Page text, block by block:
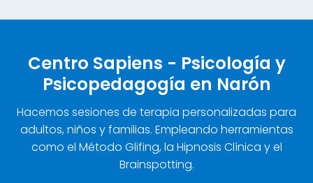
Centro Sapiens - Psicología y
Psicopedagogía en Narón
Hacemos sesiones de terapia personalizadas para
adultos, niños y familias. Empleando herramientas
como el Método Glifing, la Hipnosis Clínica y el
Brainspotting.